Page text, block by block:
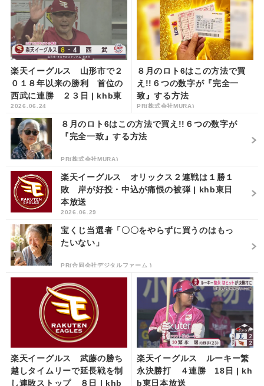
楽天イーグルス 山形市で２
０１８年以来の勝利 首位の
西武に連勝 ２３日 | khb東
日本放送
2026.06.24
８月のロト6はこの方法で買
え!!６つの数字が『完全一
致』する方法
PR(株式会社MURA)
８月のロト6はこの方法で買え!!６つの数字が
『完全一致』する方法
PR(株式会社MURA)
楽天イーグルス オリックス２連戦は１勝１
敗 岸が好投・中込が痛恨の被弾 | khb東日
本放送
2026.06.29
宝くじ当選者「〇〇をやらずに買うのはもっ
たいない」
PR(合同会社デジタルファーム )
楽天イーグルス 武藤の勝ち
越しタイムリーで延長戦を制
し連敗ストップ ８日 | khb
楽天イーグルス ルーキー繁
永決勝打 ４連勝 18日 | kh
b東日本放送